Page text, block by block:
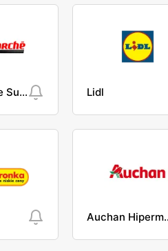
Intermarche Super Lidl